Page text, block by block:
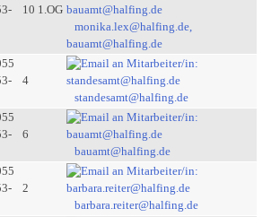
10 1.OG
monika.lex@halfing.de,
bauamt@halfing.de
4
standesamt@halfing.de
6
bauamt@halfing.de
2
barbara.reiter@halfing.de